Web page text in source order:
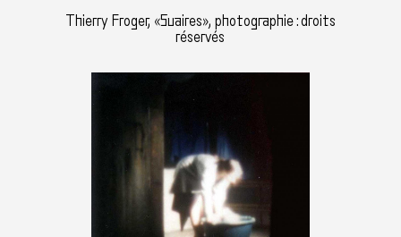
Thierry Froger, «Suaires», photographie : droits
réservés